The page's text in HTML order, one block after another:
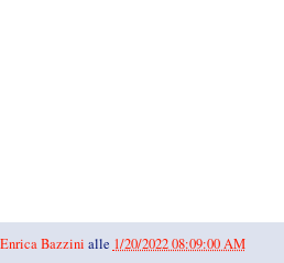
Enrica Bazzini alle 1/20/2022 08:09:00 AM